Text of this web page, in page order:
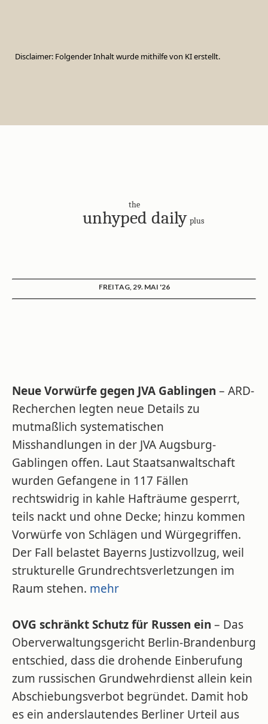
Disclaimer: Folgender Inhalt wurde mithilfe von KI erstellt.
the
unhyped daily plus
FREITAG, 29. MAI '26
Neue Vorwürfe gegen JVA Gablingen – ARD-
Recherchen legten neue Details zu
mutmaßlich systematischen
Misshandlungen in der JVA Augsburg-
Gablingen offen. Laut Staatsanwaltschaft
wurden Gefangene in 117 Fällen
rechtswidrig in kahle Hafträume gesperrt,
teils nackt und ohne Decke; hinzu kommen
Vorwürfe von Schlägen und Würgegriffen.
Der Fall belastet Bayerns Justizvollzug, weil
strukturelle Grundrechtsverletzungen im
Raum stehen. mehr
OVG schränkt Schutz für Russen ein – Das
Oberverwaltungsgericht Berlin-Brandenburg
entschied, dass die drohende Einberufung
zum russischen Grundwehrdienst allein kein
Abschiebungsverbot begründet. Damit hob
es ein anderslautendes Berliner Urteil aus